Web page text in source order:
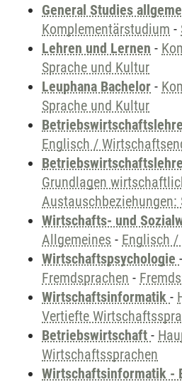
General Studies
Komplementärstudium -
Lehren und Lernen -
Sprache und Kultur
Leuphana Bachelor -
Sprache und Kultur
Betriebswirtschaftslehre
Englisch /
Betriebswirtschaftslehre
Grundlagen
Austauschbeziehungen:
Wirtschafts- und
Allgemeines - Englisch
Wirtschaftspsychologie -
Fremdsprachen -
Wirtschaftsinformatik -
Vertiefte
Betriebswirtschaft -
Wirtschaftssprachen
Wirtschaftsinformatik -